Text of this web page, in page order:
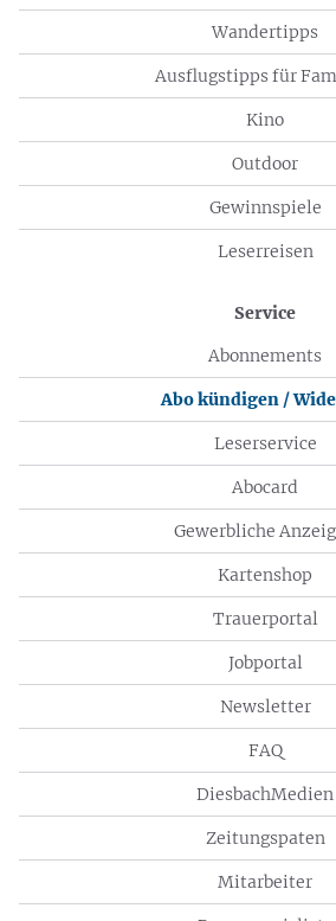
Wandertipps
Ausflugstipps für
Kino
Outdoor
Gewinnspiele
Leserreisen
Service
Abonnements
Abo kündigen /
Leserservice
Abocard
Gewerbliche
Kartenshop
Trauerportal
Jobportal
Newsletter
FAQ
DiesbachMedien
Zeitungspaten
Mitarbeiter